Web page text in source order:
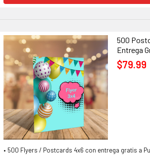
500
Entrega
$79.99
• 500 Flyers / Postcards 4x6 con entrega gratis a